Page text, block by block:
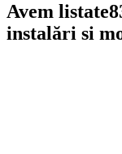
Avem listate
instalări si